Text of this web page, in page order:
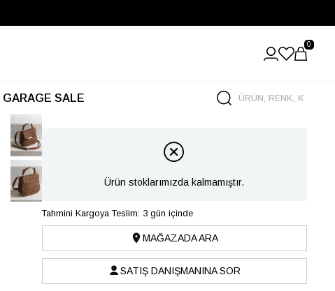
0
GARAGE SALE
Ürün stoklarımızda kalmamıştır.
Tahmini Kargoya Teslim: 3 gün içinde
MAĞAZADA ARA
SATIŞ DANIŞMANINA SOR